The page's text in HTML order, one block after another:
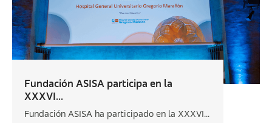
Fundación ASISA participa en la
XXXVI...
Fundación ASISA ha participado en la XXXVI...